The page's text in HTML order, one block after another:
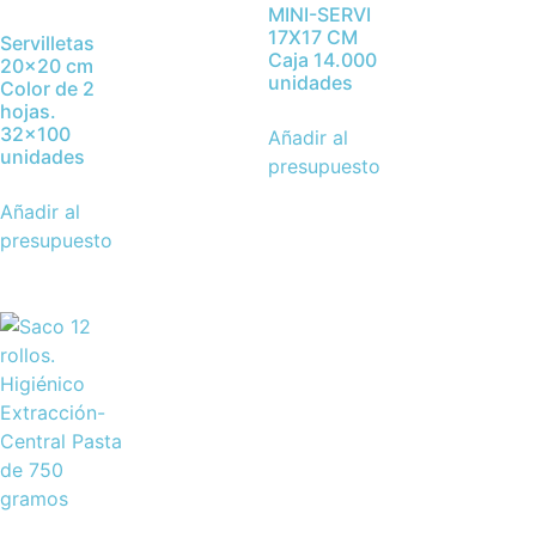
Servilletas
20×20 cm
Color de 2
hojas.
32×100
unidades
Añadir al
presupuesto
MINI-SERVI
17X17 CM
Caja 14.000
unidades
Añadir al
presupuesto